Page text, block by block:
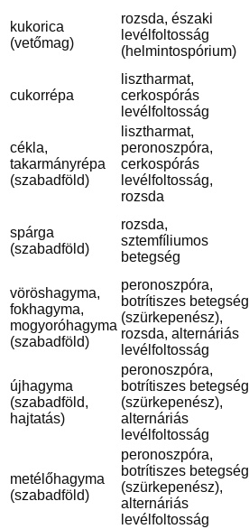
kukorica
(vetőmag)
rozsda, északi
levélfoltosság
(helmintospórium)
cukorrépa
lisztharmat,
cerkospórás
levélfoltosság
cékla,
takarmányrépa
(szabadföld)
lisztharmat,
peronoszpóra,
cerkospórás
levélfoltosság,
rozsda
spárga
(szabadföld)
rozsda,
sztemfíliumos
betegség
vöröshagyma,
fokhagyma,
mogyoróhagyma
(szabadföld)
peronoszpóra,
botrítiszes betegség
(szürkepenész),
rozsda, alternáriás
levélfoltosság
újhagyma
(szabadföld,
hajtatás)
peronoszpóra,
botrítiszes betegség
(szürkepenész),
alternáriás
levélfoltosság
metélőhagyma
(szabadföld)
peronoszpóra,
botrítiszes betegség
(szürkepenész),
alternáriás
levélfoltosság